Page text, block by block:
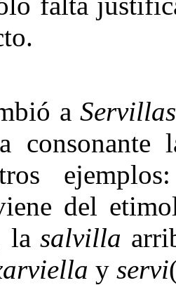
a
consonante
del
lasalvilla
y servi